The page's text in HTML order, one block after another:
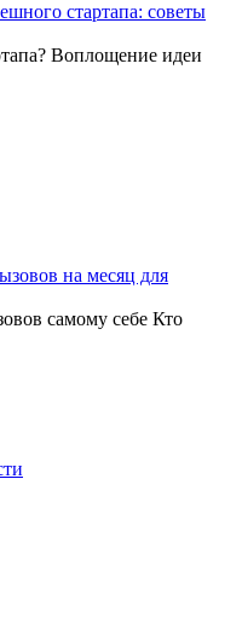
стартапа: советы
Воплощение идеи
на месяц для
самому себе Кто